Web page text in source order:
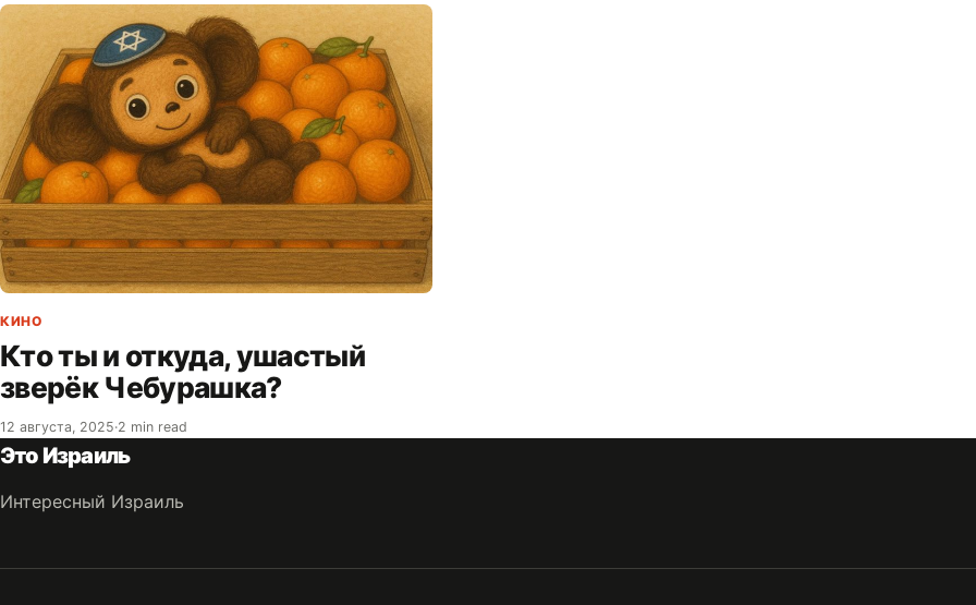
КИНО
Кто ты и откуда, ушастый
зверёк Чебурашка?
12 августа, 2025·2 min read
Это Израиль
Интересный Израиль